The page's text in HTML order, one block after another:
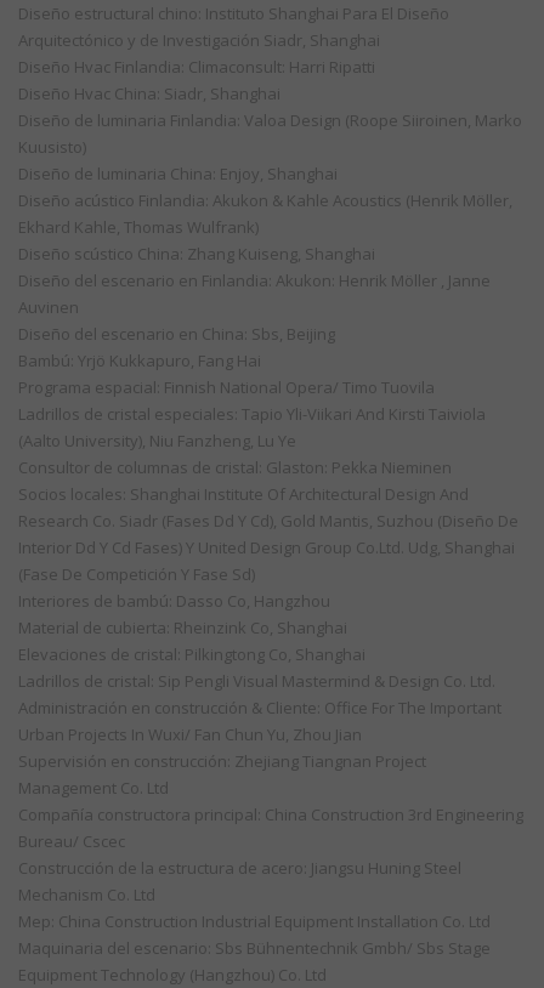
Diseño estructural chino: Instituto Shanghai Para El Diseño
Arquitectónico y de Investigación Siadr, Shanghai
Diseño Hvac Finlandia: Climaconsult: Harri Ripatti
Diseño Hvac China: Siadr, Shanghai
Diseño de luminaria Finlandia: Valoa Design (Roope Siiroinen, Marko
Kuusisto)
Diseño de luminaria China: Enjoy, Shanghai
Diseño acústico Finlandia: Akukon & Kahle Acoustics (Henrik Möller,
Ekhard Kahle, Thomas Wulfrank)
Diseño scústico China: Zhang Kuiseng, Shanghai
Diseño del escenario en Finlandia: Akukon: Henrik Möller , Janne
Auvinen
Diseño del escenario en China: Sbs, Beijing
Bambú: Yrjö Kukkapuro, Fang Hai
Programa espacial: Finnish National Opera/ Timo Tuovila
Ladrillos de cristal especiales: Tapio Yli-Viikari And Kirsti Taiviola
(Aalto University), Niu Fanzheng, Lu Ye
Consultor de columnas de cristal: Glaston: Pekka Nieminen
Socios locales: Shanghai Institute Of Architectural Design And
Research Co. Siadr (Fases Dd Y Cd), Gold Mantis, Suzhou (Diseño De
Interior Dd Y Cd Fases) Y United Design Group Co.Ltd. Udg, Shanghai
(Fase De Competición Y Fase Sd)
Interiores de bambú: Dasso Co, Hangzhou
Material de cubierta: Rheinzink Co, Shanghai
Elevaciones de cristal: Pilkingtong Co, Shanghai
Ladrillos de cristal: Sip Pengli Visual Mastermind & Design Co. Ltd.
Administración en construcción & Cliente: Office For The Important
Urban Projects In Wuxi/ Fan Chun Yu, Zhou Jian
Supervisión en construcción: Zhejiang Tiangnan Project
Management Co. Ltd
Compañía constructora principal: China Construction 3rd Engineering
Bureau/ Cscec
Construcción de la estructura de acero: Jiangsu Huning Steel
Mechanism Co. Ltd
Mep: China Construction Industrial Equipment Installation Co. Ltd
Maquinaria del escenario: Sbs Bühnentechnik Gmbh/ Sbs Stage
Equipment Technology (Hangzhou) Co. Ltd